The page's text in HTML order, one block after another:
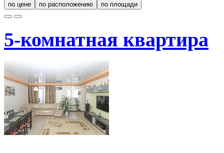
по цене по расположению по площади
5-комнатная квартира